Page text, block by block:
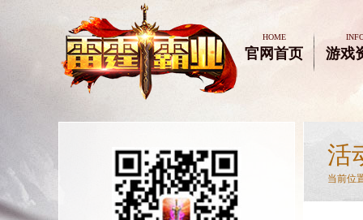
HOME
官网首页 游戏
活
当前位